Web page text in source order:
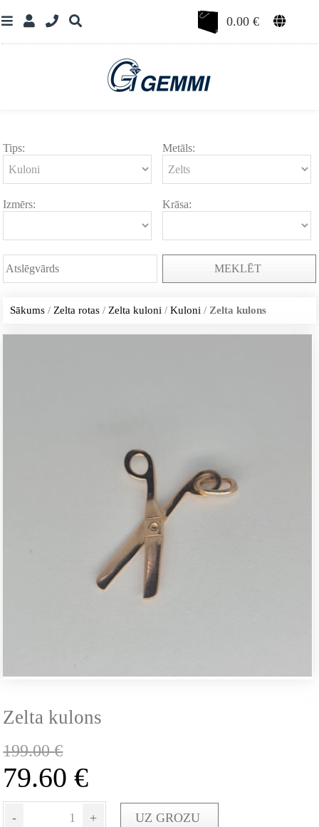
0.00€
Tips: Metāls:
Izmērs: Krāsa:
MEKLĒT
Sākums / Zelta rotas / Zelta kuloni /Kuloni / Zelta kulons
Zelta kulons
199.00€
79.60€
- + UZ GROZU